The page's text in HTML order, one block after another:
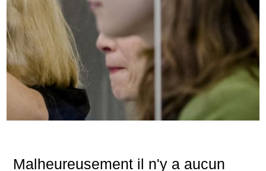
Malheureusement il n'y a aucun